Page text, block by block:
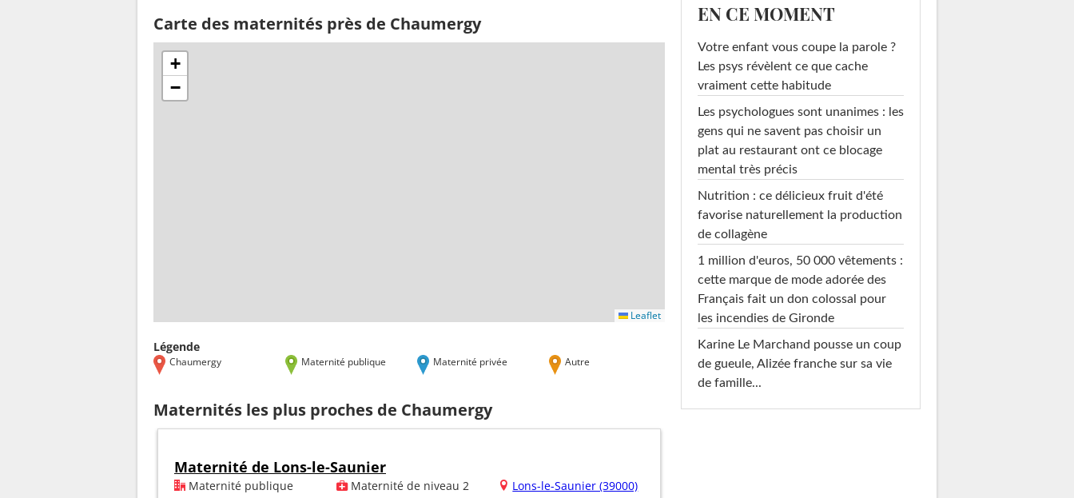
Carte des maternités près de Chaumergy
+
−
Leaflet
Légende
Chaumergy Maternité publique Maternité privée Autre
Maternités les plus proches de Chaumergy
Maternité de Lons-le-Saunier
Maternité publique Maternité de niveau 2 Lons-le-Saunier (39000)
EN CE MOMENT
Votre enfant vous coupe la parole ?
Les psys révèlent ce que cache
vraiment cette habitude
Les psychologues sont unanimes : les
gens qui ne savent pas choisir un
plat au restaurant ont ce blocage
mental très précis
Nutrition : ce délicieux fruit d'été
favorise naturellement la production
de collagène
1 million d'euros, 50 000 vêtements :
cette marque de mode adorée des
Français fait un don colossal pour
les incendies de Gironde
Karine Le Marchand pousse un coup
de gueule, Alizée franche sur sa vie
de famille...